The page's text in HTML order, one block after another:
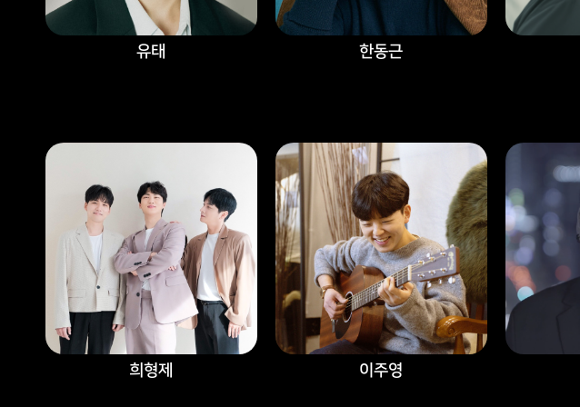
유태 한동근
희형제 이주영